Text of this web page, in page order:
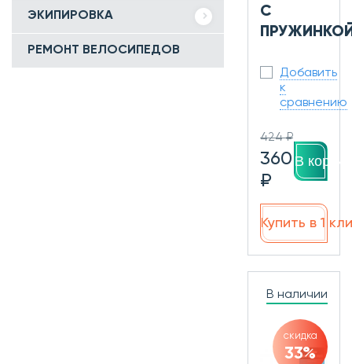
ЭКИПИРОВКА
РЕМОНТ ВЕЛОСИПЕДОВ
С
Добавить
к
сравнению
424 ₽
360
₽
В
Купить в 1
В наличии
скидка
33%